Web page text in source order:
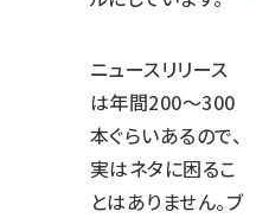
ニュースリリース
は年間200～300
本ぐらいあるので、
実はネタに困るこ
とはありません。ブ